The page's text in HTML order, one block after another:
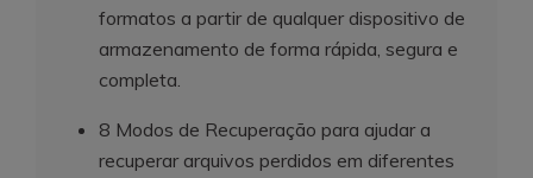
formatos a partir de qualquer dispositivo de
armazenamento de forma rápida, segura e
completa.
8 Modos de Recuperação para ajudar a
recuperar arquivos perdidos em diferentes